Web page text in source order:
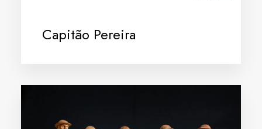
Capitão Pereira